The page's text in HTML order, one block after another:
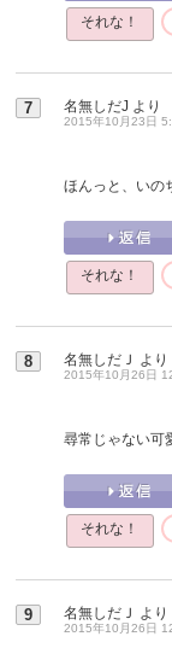
それな！
7 名無しだJ より
2015年10月23日
ほんっと、いの
それな！
8 名無しだＪ より
2015年10月26日
尋常じゃない可
それな！
9 名無しだＪ より
2015年10月26日